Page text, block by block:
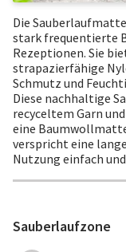
Die
stark frequentierte
Rezeptionen. Sie
strapazierfähige
Schmutz und
Diese nachhaltige
recyceltem Garn
eine
verspricht eine
Nutzung einfach
Sauberlaufzone